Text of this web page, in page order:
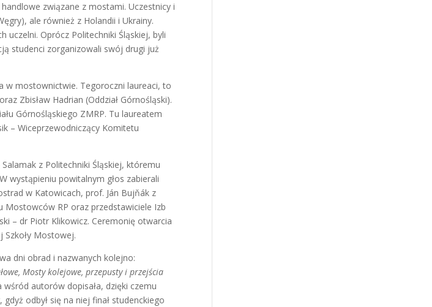
związane z mostami. Uczestnicy i
ale również z Holandii i Ukrainy.
uczelni. Oprócz Politechniki Śląskiej, byli
studenci zorganizowali swój drugi już
w mostownictwie. Tegoroczni laureaci, to
Zbisław Hadrian (Oddział Górnośląski).
Górnośląskiego ZMRP. Tu laureatem
– Wiceprzewodniczący Komitetu
z Politechniki Śląskiej, któremu
wystąpieniu powitalnym głos zabierali
w Katowicach, prof. Ján Bujňák z
Mostowców RP oraz przedstawiciele Izb
– dr Piotr Klikowicz. Ceremonię otwarcia
Szkoły Mostowej.
dni obrad i nazwanych kolejno:
Mosty kolejowe, przepusty i przejścia
wśród autorów dopisała, dzięki czemu
odbył się na niej finał studenckiego